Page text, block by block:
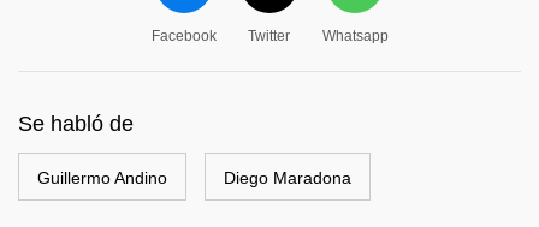
Facebook Twitter Whatsapp
Se habló de
Guillermo Andino Diego Maradona